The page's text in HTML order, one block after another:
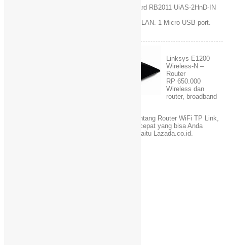
Mikrotik RouterBoard RB2011 UiAS-2HnD-IN
5 LAN & 5 GigaBit LAN. 1 Micro USB port.
Linksys E1200
Wireless-N –
Router
RP 650.000
Wireless dan
router, broadband
Nah mungkin cukup sekian isi artikel admin tentang Router WiFi TP Link,
Mikrotik & Linksys Terbaik dan Kecepatan Tercepat yang bisa Anda
dapatkan di toko online terbesar di Indonesia yaitu Lazada.co.id.